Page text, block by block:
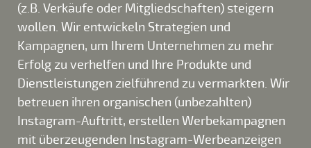
(z.B. Verkäufe oder Mitgliedschaften) steigern
wollen. Wir entwickeln Strategien und
Kampagnen, um Ihrem Unternehmen zu mehr
Erfolg zu verhelfen und Ihre Produkte und
Dienstleistungen zielführend zu vermarkten. Wir
betreuen ihren organischen (unbezahlten)
Instagram-Auftritt, erstellen Werbekampagnen
mit überzeugenden Instagram-Werbeanzeigen